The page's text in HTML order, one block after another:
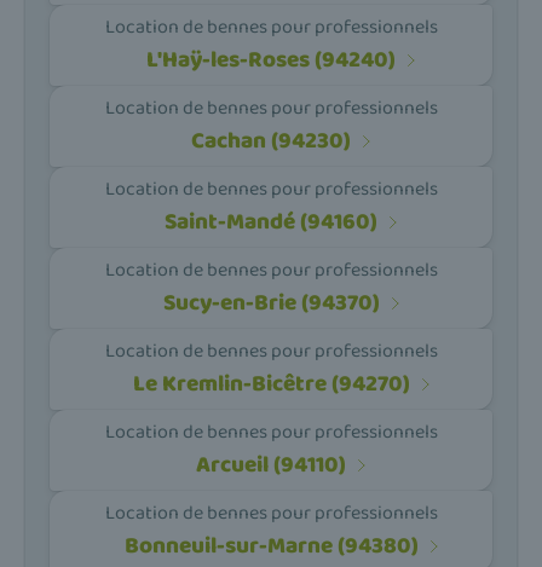
Location de bennes pour professionnels
L'Haÿ-les-Roses (94240)
Location de bennes pour professionnels
Cachan (94230)
Location de bennes pour professionnels
Saint-Mandé (94160)
Location de bennes pour professionnels
Sucy-en-Brie (94370)
Location de bennes pour professionnels
Le Kremlin-Bicêtre (94270)
Location de bennes pour professionnels
Arcueil (94110)
Location de bennes pour professionnels
Bonneuil-sur-Marne (94380)